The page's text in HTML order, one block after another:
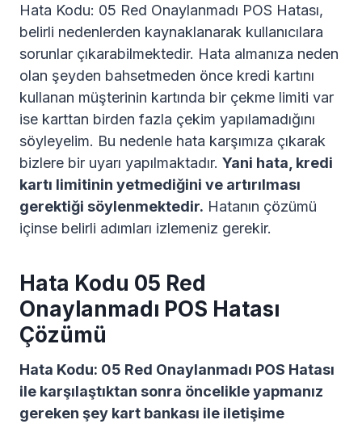
Hata Kodu: 05 Red Onaylanmadı POS Hatası,
belirli nedenlerden kaynaklanarak kullanıcılara
sorunlar çıkarabilmektedir. Hata almanıza neden
olan şeyden bahsetmeden önce kredi kartını
kullanan müşterinin kartında bir çekme limiti var
ise karttan birden fazla çekim yapılamadığını
söyleyelim. Bu nedenle hata karşımıza çıkarak
bizlere bir uyarı yapılmaktadır. Yani hata, kredi
kartı limitinin yetmediğini ve artırılması
gerektiği söylenmektedir. Hatanın çözümü
içinse belirli adımları izlemeniz gerekir.
Hata Kodu 05 Red
Onaylanmadı POS Hatası
Çözümü
Hata Kodu: 05 Red Onaylanmadı POS Hatası
ile karşılaştıktan sonra öncelikle yapmanız
gereken şey kart bankası ile iletişime